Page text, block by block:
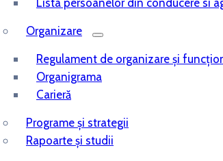
Lista persoanelor din conducere si
Organizare
Regulament de organizare și
Organigrama
Carieră
Programe și strategii
Rapoarte și studii